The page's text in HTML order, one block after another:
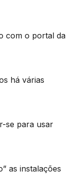
com o portal da
há várias
se para usar
as instalações